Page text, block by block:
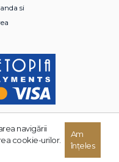
si
drepturile rezervate.
navigării
cookie-urilor.
Am
înțeles